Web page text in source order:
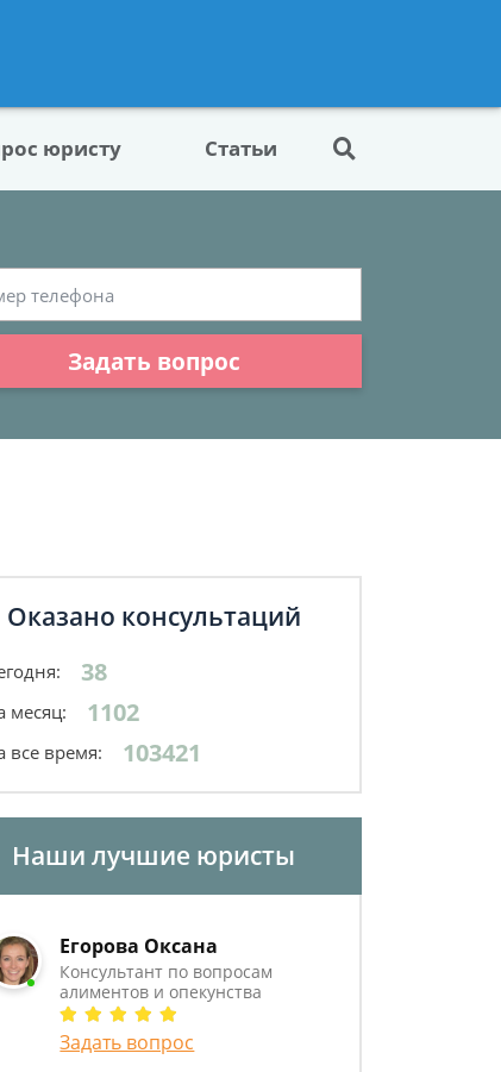
юристу Статьи
Задать вопрос
Оказано консультаций
38
месяц: 1102
все время: 103421
Наши лучшие юристы
Егорова Оксана
Консультант по вопросам
алиментов и опекунства
Задать вопрос